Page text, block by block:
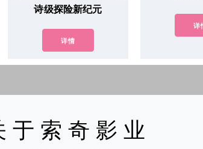
诗级探险新纪元
详情
详
于索奇影业